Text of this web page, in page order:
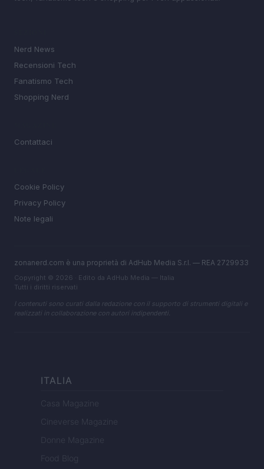
Nerd News
Recensioni Tech
Fanatismo Tech
Shopping Nerd
Contattaci
Cookie Policy
Privacy Policy
Note legali
zonanerd.com è una proprietà di AdHub Media S.r.l. — REA 2729933
Copyright © 2026 · Edito da AdHub Media — Italia
Tutti i diritti riservati
I contenuti sono curati dalla redazione con il supporto di strumenti digitali e
realizzati in collaborazione con autori indipendenti.
ITALIA
Casa Magazine
Cineverse Magazine
Donne Magazine
Food Blog